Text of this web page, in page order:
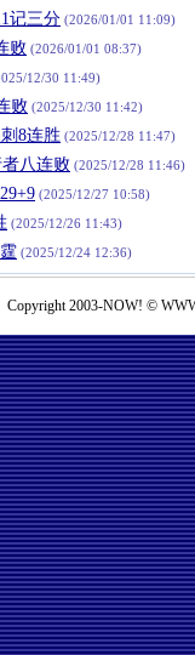
记三分 (2026/01/01 11:09)
败 (2026/01/01 08:37)
12/30 11:49)
败 (2025/12/30 11:42)
8连胜 (2025/12/28 11:47)
八连败 (2025/12/28 11:46)
(2025/12/27 10:58)
(2025/12/26 11:43)
(2025/12/24 12:36)
Copyright 2003-NOW! ©